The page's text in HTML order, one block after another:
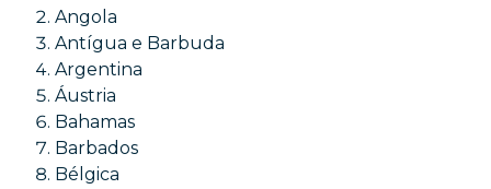
Angola
Antígua e Barbuda
Argentina
Áustria
Bahamas
Barbados
Bélgica